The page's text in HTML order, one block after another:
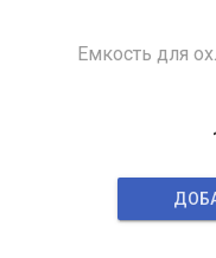
Емкость для